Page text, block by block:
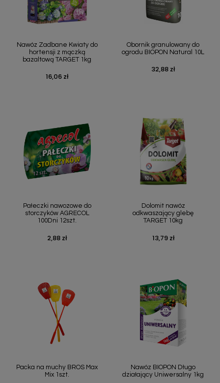
Nawóz Zadbane Kwiaty do
hortensji z mączką
bazaltową TARGET 1kg
Cena
16,06 zł
Obornik granulowany do
ogrodu BIOPON Natural 10L
Cena
32,88 zł
Pałeczki nawozowe do
storczyków AGRECOL
100Dni 12szt.
Cena
2,88 zł
Dolomit nawóz
odkwaszający glebę
TARGET 10kg
Cena
13,79 zł
Packa na muchy BROS Max
Mix 1szt.
Nawóz BIOPON Długo
działający Uniwersalny 1kg